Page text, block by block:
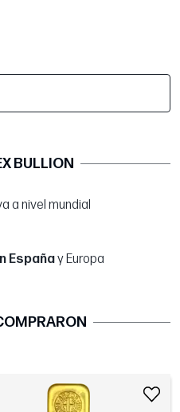
BULLION
a nivel mundial
Españay Europa